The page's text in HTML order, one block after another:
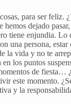
para ser feliz.
dejado
tiene enjundia.
persona,
vida y no te
los puntos
de
este momento.
y la